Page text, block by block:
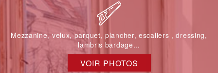
Mezzanine, velux, parquet, plancher, escaliers , dressing,
lambris bardage...
VOIR PHOTOS